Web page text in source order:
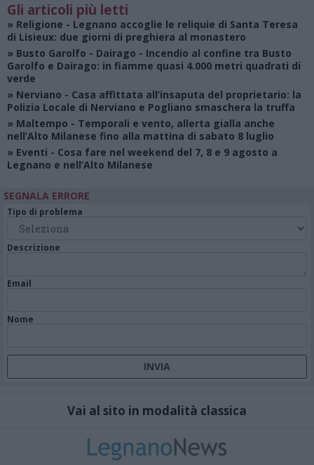
Gli articoli più letti
» Religione - Legnano accoglie le reliquie di Santa Teresa
di Lisieux: due giorni di preghiera al monastero
» Busto Garolfo - Dairago - Incendio al confine tra Busto
Garolfo e Dairago: in fiamme quasi 4.000 metri quadrati di
verde
» Nerviano - Casa affittata all’insaputa del proprietario: la
Polizia Locale di Nerviano e Pogliano smaschera la truffa
» Maltempo - Temporali e vento, allerta gialla anche
nell’Alto Milanese fino alla mattina di sabato 8 luglio
» Eventi - Cosa fare nel weekend del 7, 8 e 9 agosto a
Legnano e nell’Alto Milanese
SEGNALA ERRORE
Tipo di problema
Descrizione
Email
Nome
Vai al sito in modalità classica